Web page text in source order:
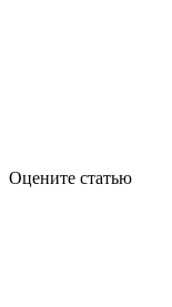
Оцените статью